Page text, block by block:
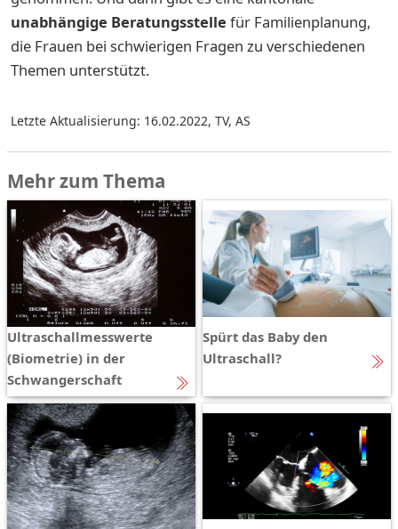
unabhängige Beratungsstelle für Familienplanung,
die Frauen bei schwierigen Fragen zu verschiedenen
Themen unterstützt.
Letzte Aktualisierung: 16.02.2022, TV, AS
Mehr zum Thema
Ultraschallmesswerte
(Biometrie) in der
Schwangerschaft
Spürt das Baby den
Ultraschall?